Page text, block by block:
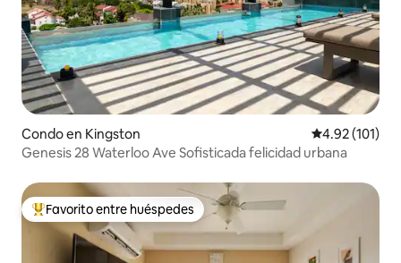
Condo en Kingston Calificación
4.92 (101)
Genesis 28 Waterloo Ave Sofisticada felicidad urbana
Favorito entre huéspedes preferido
Favorito entre huéspedes